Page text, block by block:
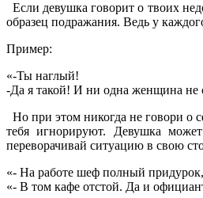
Если девушка говорит о твоих
образец подражания. Ведь у
Пример:
«-Ты наглый!
-Да я такой! И ни одна женщина не
Но при этом никогда не говори о
тебя игнорируют. Девушка
переворачивай ситуацию в свою
«- На работе шеф полный придурок,
«- В том кафе отстой. Да и